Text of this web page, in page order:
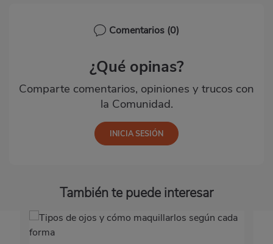
Comentarios (0)
¿Qué opinas?
Comparte comentarios, opiniones y trucos con
la Comunidad.
También te puede interesar